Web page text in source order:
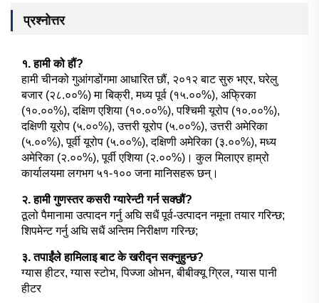
प्रश्नोत्तर
१. हामी को हौं?
हामी चीनको गुआंगडोंगमा आधारित छौं, २०१२ बाट सुरु भएर, घरेलु
बजार (२८.००%) मा बिक्री, मध्य पूर्व (१५.००%), अफ्रिका
(१०.००%), दक्षिण एशिया (१०.००%), पश्चिमी यूरोप (१०.००%),
दक्षिणी यूरोप (५.००%), उत्तरी यूरोप (५.००%), उत्तरी अमेरिका
(५.००%), पूर्वी यूरोप (५.००%), दक्षिणी अमेरिका (३.००%), मध्य
अमेरिका (२.००%), पूर्वी एशिया (२.००%)। कुल मिलाएर हाम्रो
कार्यालयमा लगभग ५१-१०० जना मानिसहरू छन्।
२. हामी गुणस्तर कसरी ग्यारेन्टी गर्न सक्छौं?
ठूलो पैमानामा उत्पादन गर्नु अघि सधैं पूर्व-उत्पादन नमूना तयार गरिन्छ;
शिपमेन्ट गर्नु अघि सधैं अन्तिम निरीक्षण गरिन्छ;
३. तपाईंले हामिलाइ बाट के खरीद्न सक्नुहुन्छ?
ग्यास हीटर, ग्यास स्टोभ, पिज्जा ओभन, बीबीक्यू ग्रिल, ग्यास पानी
हीटर